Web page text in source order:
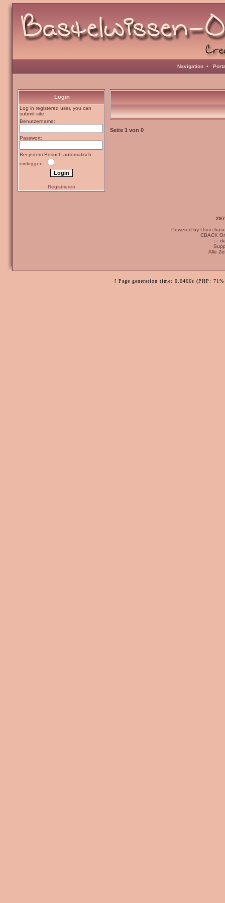
Navigation •
Login
Log in registered user, you can
submit site.
Benutzername:
Passwort:
Bei jedem Besuch automatisch
einloggen:
Registrieren
Seite 1 von 0
Powered by Orion
CBACK
:-:
Alle
[ Page generation time: 0.0466s (PHP: